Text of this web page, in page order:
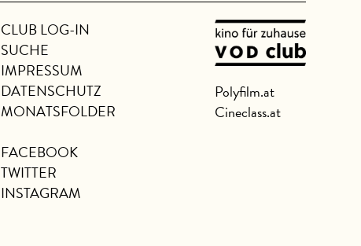
CLUB LOG-IN
SUCHE
IMPRESSUM
DATENSCHUTZ
MONATSFOLDER
FACEBOOK
TWITTER
INSTAGRAM
Polyfilm.at
Cineclass.at